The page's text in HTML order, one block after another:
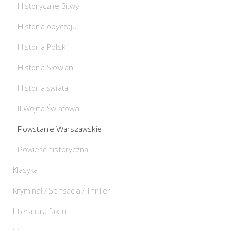
Historyczne Bitwy
Historia obyczaju
Historia Polski
Historia Słowian
Historia świata
II Wojna Światowa
Powstanie Warszawskie
Powieść historyczna
Klasyka
Kryminał / Sensacja / Thriller
Literatura faktu